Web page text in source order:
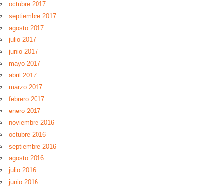
octubre 2017
septiembre 2017
agosto 2017
julio 2017
junio 2017
mayo 2017
abril 2017
marzo 2017
febrero 2017
enero 2017
noviembre 2016
octubre 2016
septiembre 2016
agosto 2016
julio 2016
junio 2016